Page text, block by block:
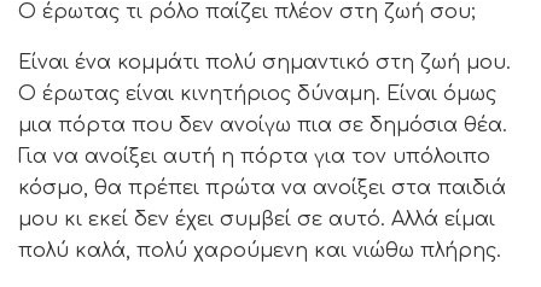
Ο έρωτας τι ρόλο παίζει πλέον στη ζωή σου;
Είναι ένα κομμάτι πολύ σημαντικό στη ζωή μου.
Ο έρωτας είναι κινητήριος δύναμη. Είναι όμως
μια πόρτα που δεν ανοίγω πια σε δημόσια θέα.
Για να ανοίξει αυτή η πόρτα για τον υπόλοιπο
κόσμο, θα πρέπει πρώτα να ανοίξει στα παιδιά
μου κι εκεί δεν έχει συμβεί σε αυτό. Αλλά είμαι
πολύ καλά, πολύ χαρούμενη και νιώθω πλήρης.